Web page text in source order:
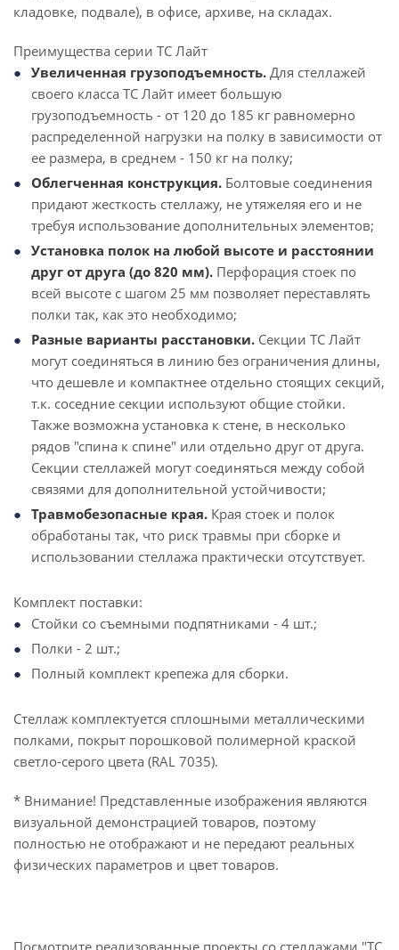
кладовке, подвале), в офисе, архиве, на складах.
Преимущества серии ТС Лайт
Увеличенная грузоподъемность. Для стеллажей
своего класса ТС Лайт имеет большую
грузоподъемность - от 120 до 185 кг равномерно
распределенной нагрузки на полку в зависимости от
ее размера, в среднем - 150 кг на полку;
Облегченная конструкция. Болтовые соединения
придают жесткость стеллажу, не утяжеляя его и не
требуя использование дополнительных элементов;
Установка полок на любой высоте и расстоянии
друг от друга (до 820 мм). Перфорация стоек по
всей высоте с шагом 25 мм позволяет переставлять
полки так, как это необходимо;
Разные варианты расстановки. Секции ТС Лайт
могут соединяться в линию без ограничения длины,
что дешевле и компактнее отдельно стоящих секций,
т.к. соседние секции используют общие стойки.
Также возможна установка к стене, в несколько
рядов "спина к спине" или отдельно друг от друга.
Секции стеллажей могут соединяться между собой
связями для дополнительной устойчивости;
Травмобезопасные края. Края стоек и полок
обработаны так, что риск травмы при сборке и
использовании стеллажа практически отсутствует.
Комплект поставки:
Стойки со съемными подпятниками - 4 шт.;
Полки - 2 шт.;
Полный комплект крепежа для сборки.
Стеллаж комплектуется сплошными металлическими
полками, покрыт порошковой полимерной краской
светло-серого цвета (RAL 7035).
* Внимание! Представленные изображения являются
визуальной демонстрацией товаров, поэтому
полностью не отображают и не передают реальных
физических параметров и цвет товаров.
Посмотрите реализованные проекты со стеллажами "ТС